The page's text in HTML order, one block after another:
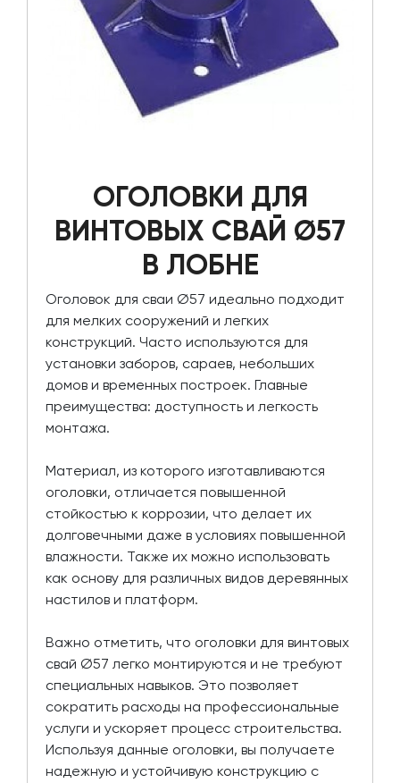
ОГОЛОВКИ ДЛЯ
ВИНТОВЫХ СВАЙ Ø57
В ЛОБНЕ
Оголовок для сваи Ø57 идеально подходит
для мелких сооружений и легких
конструкций. Часто используются для
установки заборов, сараев, небольших
домов и временных построек. Главные
преимущества: доступность и легкость
монтажа.
Материал, из которого изготавливаются
оголовки, отличается повышенной
стойкостью к коррозии, что делает их
долговечными даже в условиях повышенной
влажности. Также их можно использовать
как основу для различных видов деревянных
настилов и платформ.
Важно отметить, что оголовки для винтовых
свай Ø57 легко монтируются и не требуют
специальных навыков. Это позволяет
сократить расходы на профессиональные
услуги и ускоряет процесс строительства.
Используя данные оголовки, вы получаете
надежную и устойчивую конструкцию с